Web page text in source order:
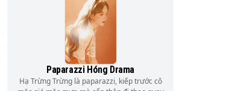
Paparazzi Hóng Drama
Hạ Trừng Trừng là paparazzi, kiếp trước cô